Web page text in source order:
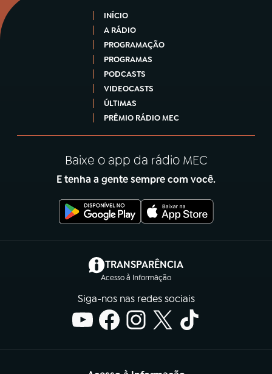
INÍCIO
A RÁDIO
PROGRAMAÇÃO
PROGRAMAS
PODCASTS
VIDEOCASTS
ÚLTIMAS
PRÊMIO RÁDIO MEC
Baixe o app da rádio MEC
E tenha a gente sempre com você.
TRANSPARÊNCIA
Acesso à Informação
(abre em nova aba)
Siga-nos nas redes sociais